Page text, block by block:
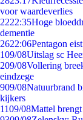
voor waardeverlies
2222:35Hoge
dementie
2622:06Pentagon
109/08Uitslag sc
209/08Vollering
eindzege
909/08Natuurbrand
kijkers
1109/08Mattel